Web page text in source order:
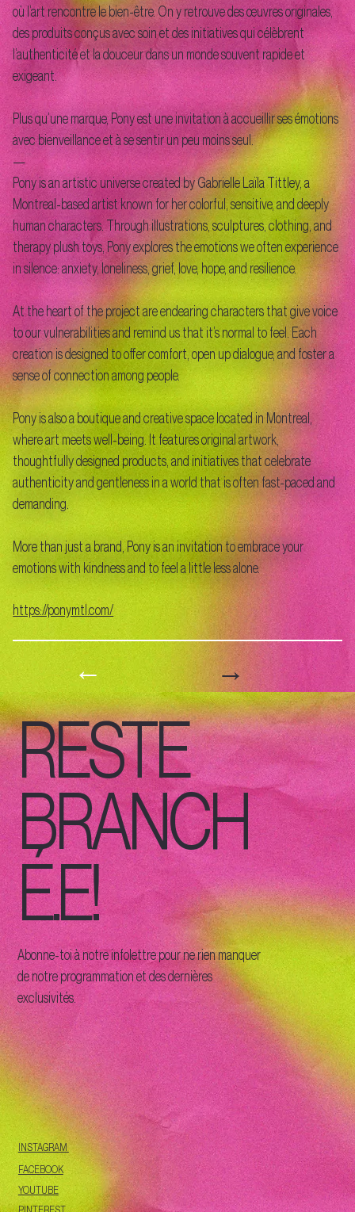
où l’art rencontre le bien-être. On y retrouve des œuvres originales,
des produits conçus avec soin et des initiatives qui célèbrent
l’authenticité et la douceur dans un monde souvent rapide et
exigeant.
Plus qu’une marque, Pony est une invitation à accueillir ses émotions
avec bienveillance et à se sentir un peu moins seul.
—
Pony is an artistic universe created by Gabrielle Laïla Tittley, a
Montreal-based artist known for her colorful, sensitive, and deeply
human characters. Through illustrations, sculptures, clothing, and
therapy plush toys, Pony explores the emotions we often experience
in silence: anxiety, loneliness, grief, love, hope, and resilience.
At the heart of the project are endearing characters that give voice
to our vulnerabilities and remind us that it’s normal to feel. Each
creation is designed to offer comfort, open up dialogue, and foster a
sense of connection among people.
Pony is also a boutique and creative space located in Montreal,
where art meets well-being. It features original artwork,
thoughtfully designed products, and initiatives that celebrate
authenticity and gentleness in a world that is often fast-paced and
demanding.
More than just a brand, Pony is an invitation to embrace your
emotions with kindness and to feel a little less alone.
https://ponymtl.com/
← →
RESTE
BRANCH
É.E!
Abonne-toi à notre infolettre pour ne rien manquer
de notre programmation et des dernières
exclusivités.
INSTAGRAM
FACEBOOK
YOUTUBE